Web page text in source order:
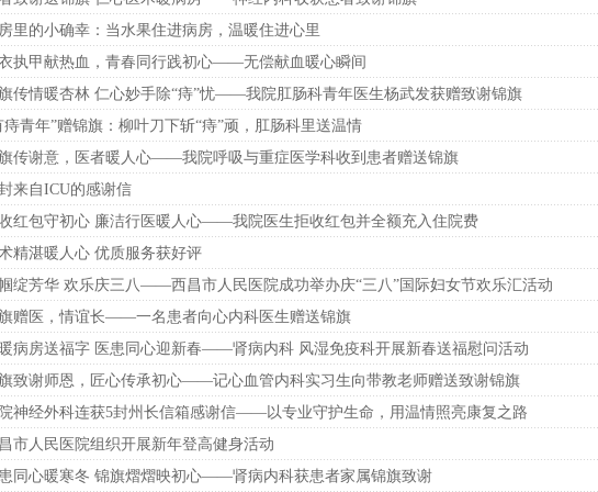
里的小确幸：当水果住进病房，温暖住进心里
执甲献热血，青春同行践初心——无偿献血暖心瞬间
传情暖杏林 仁心妙手除“痔”忧——我院肛肠科青年医生杨武发获赠致谢锦旗
痔青年”赠锦旗：柳叶刀下斩“痔”顽，肛肠科里送温情
传谢意，医者暖人心——我院呼吸与重症医学科收到患者赠送锦旗
来自ICU的感谢信
红包守初心 廉洁行医暖人心——我院医生拒收红包并全额充入住院费
精湛暖人心 优质服务获好评
绽芳华 欢乐庆三八——西昌市人民医院成功举办庆“三八”国际妇女节欢乐汇活动
赠医，情谊长——一名患者向心内科医生赠送锦旗
病房送福字 医患同心迎新春——肾病内科 风湿免疫科开展新春送福慰问活动
致谢师恩，匠心传承初心——记心血管内科实习生向带教老师赠送致谢锦旗
神经外科连获5封州长信箱感谢信——以专业守护生命，用温情照亮康复之路
市人民医院组织开展新年登高健身活动
同心暖寒冬 锦旗熠熠映初心——肾病内科获患者家属锦旗致谢